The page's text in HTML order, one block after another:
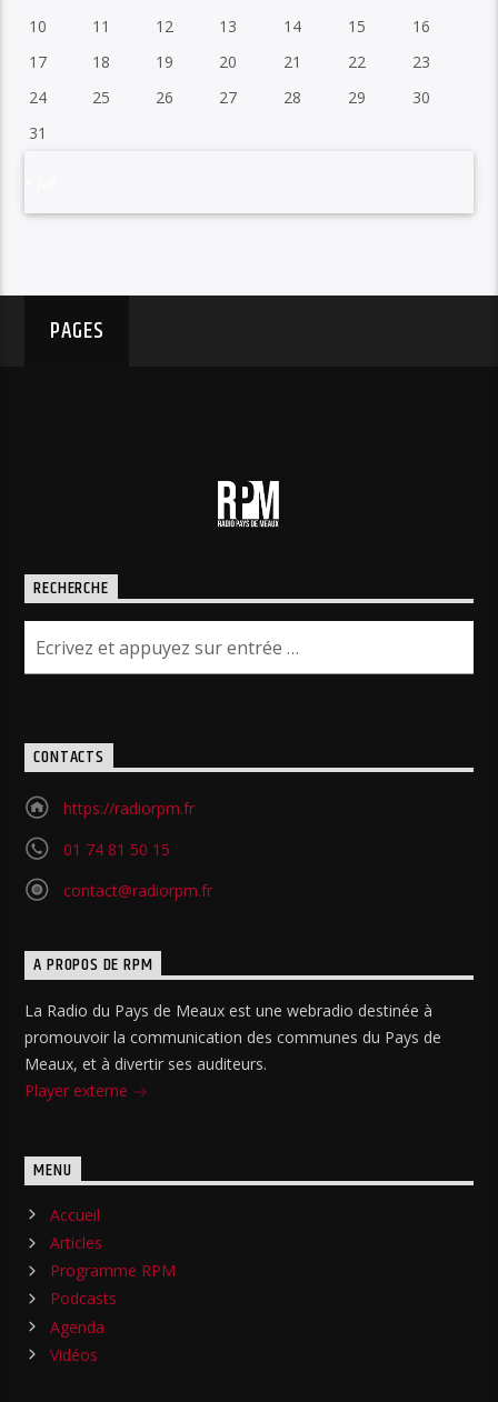
10
11 12 13 14 15
16
17
18 19 20 21 22
23
24
25 26 27 28 29
30
31
PAGES
RECHERCHE
CONTACTS
https://radiorpm.fr
01 74 81 50 15
contact@radiorpm.fr
A PROPOS DE RPM
La Radio du Pays de Meaux est une webradio destinée à
promouvoir la communication des communes du Pays de
Meaux, et à divertir ses auditeurs.
Player externe
MENU
Accueil
Articles
Programme RPM
Podcasts
Agenda
Vidéos